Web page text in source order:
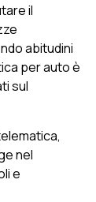
il
abitudini
per auto è
sul
nel
e